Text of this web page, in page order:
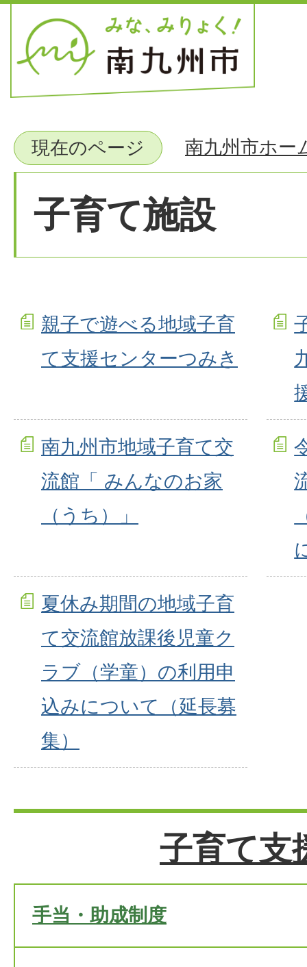
現在のページ 南九州市ホー
子育て施設
親子で遊べる地域子育
て支援センターつみき
南九州市地域子育て交
流館「 みんなのお家
（うち）」
夏休み期間の地域子育
て交流館放課後児童ク
ラブ（学童）の利用申
込みについて（延長募
集）
子育て支
手当・助成制度